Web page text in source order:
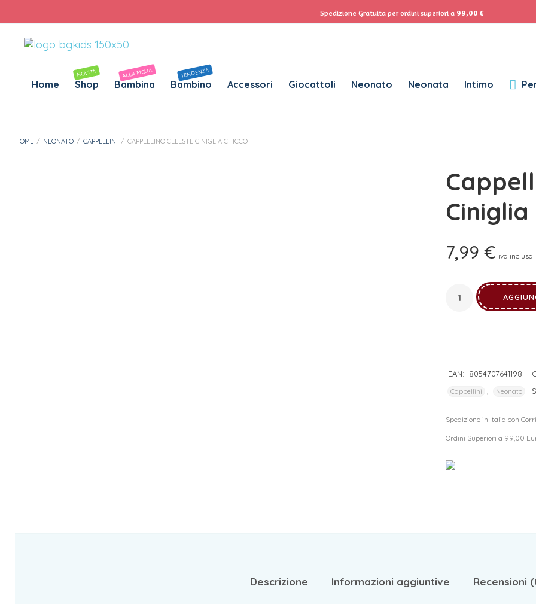
ACCEDI
NOME UTENTE RICHIESTO
I tuoi dati personali verranno utilizzati per supportare la tua
esperienza su questo sito web, per gestire l'accesso al tuo
privacy policy
Home Shop
NOVITÀ
Bambina
ALLA MODA
Bambino
TENDENZA
Accessori Giocattoli Neonato Neonata Intimo
HOME / NEONATO / CAPPELLINI / CAPPELLINO CELESTE CINIGLIA CHICCO
Ciniglia
7,99 € iva inclusa
EAN: 8054707641198
Cappellini Neonato
Spedizione in Italia con
Ordini Superiori a 99,00
Descrizione Informazioni aggiuntive Recensioni
Spedizione Gratuita per ordini superiori a 99,00 €